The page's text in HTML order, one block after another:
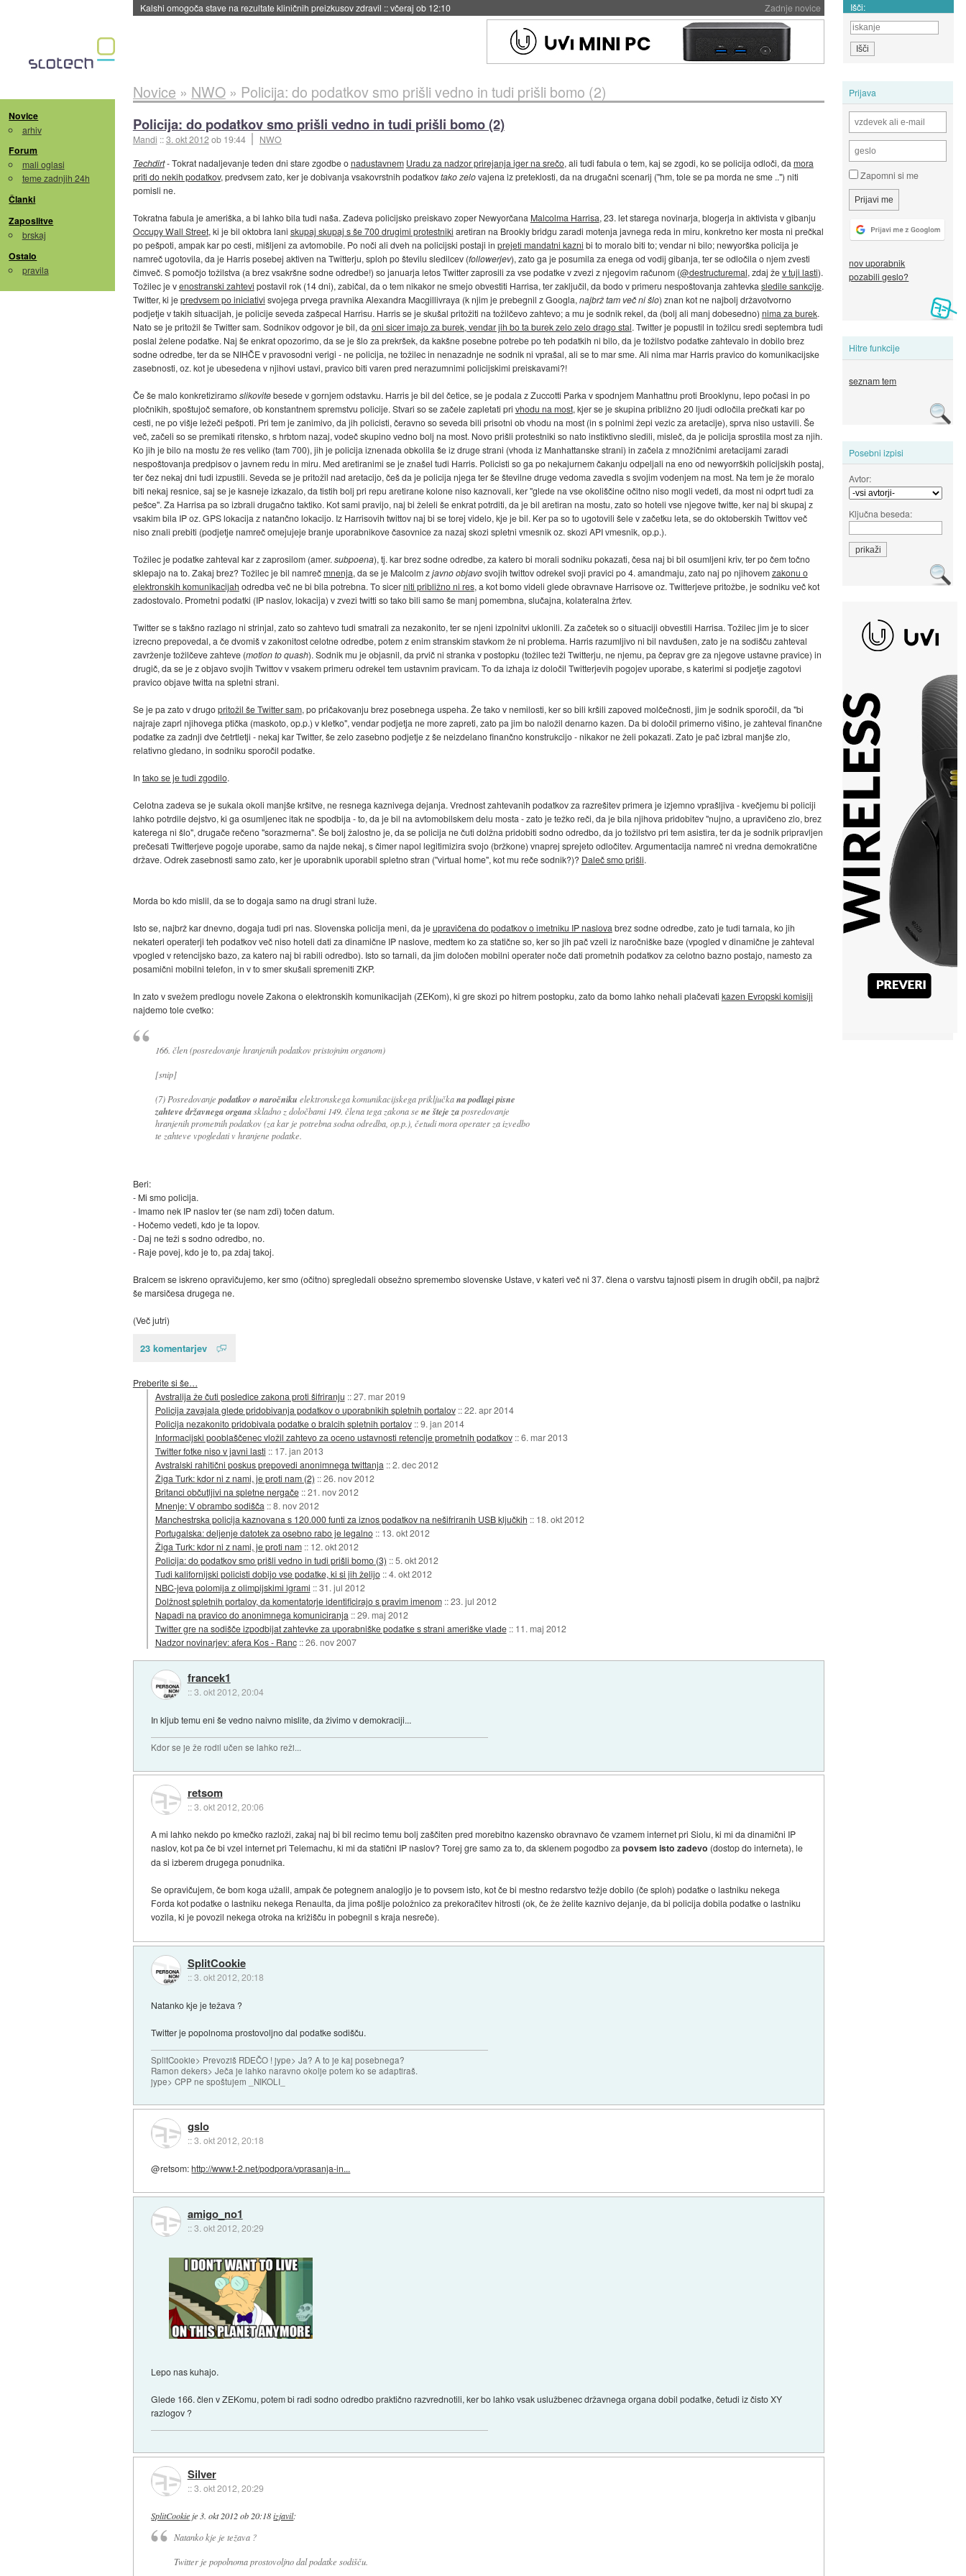
Zadnje novice
Sandisk že prodal več kot polovico SSD-jev za naslednji dve leti::včeraj ob 11:37 Išči:
Novice
arhiv
Forum
mali oglasi
teme zadnjih 24h
Članki
Zaposlitve
brskaj
Ostalo
pravila
Prijava
Zapomni si me
nov uporabnik
pozabili geslo?
Hitre funkcije
seznam tem
Posebni izpisi
Avtor:
Ključna beseda:
Novice » NWO» Policija: do podatkov smo prišli vedno in tudi prišli bomo (2)
Policija: do podatkov smo prišli vedno in tudi prišli bomo (2)
Mandi ::3. okt 2012ob 19:44
NWO
Techdirt- Tokrat nadaljevanje teden dni stare zgodbe onadustavnem Uradu za nadzor prirejanja iger na srečo, ali tudi fabula o tem, kaj se zgodi, ko se policija odloči, da mora
priti do nekih podatkov, predvsem zato, ker je dobivanja vsakovrstnih podatkovtako zelovajena iz preteklosti, da na drugačni scenarij ("hm, tole se pa morda ne sme ..") niti
pomisli ne.
Tokratna fabula je ameriška, a bi lahko bila tudi naša. Zadeva policijsko preiskavo zoper Newyorčana Malcolma Harrisa, 23. let starega novinarja, blogerja in aktivista v gibanju
Occupy Wall Street, ki je bil oktobra lani skupaj skupaj s še 700 drugimi protestniki aretiran na Brookly bridgu zaradi motenja javnega reda in miru, konkretno ker mosta ni prečkal
po pešpoti, ampak kar po cesti, mišljeni za avtomobile. Po noči ali dveh na policijski postaji in prejeti mandatni kazni bi to moralo biti to; vendar ni bilo; newyorška policija je
namreč ugotovila, da je Harris posebej aktiven na Twitterju, sploh po številu sledilcev (followerjev), zato ga je posumila za enega od vodij gibanja, ter se odločila o njem zvesti
čimveč. S pomočjo tožilstva (a brez vsakršne sodne odredbe!) so januarja letos Twitter zaprosili za vse podatke v zvezi z njegovim računom (@destructuremal, zdaj žev tuji lasti).
Tožilec je venostranski zahtevi postavil rok (14 dni), zabičal, da o tem nikakor ne smejo obvestiti Harrisa, ter zaključil, da bodo v primeru nespoštovanja zahtevka sledile sankcije.
Twitter, ki jepredvsem po iniciativi svojega prvega pravnika Alexandra Macgillivraya (k njim je prebegnil z Googla, najbrž tam več ni šlo) znan kot ne najbolj državotvorno
podjetje v takih situacijah, je policije seveda zašpecal Harrisu. Harris se je skušal pritožiti na tožilčevo zahtevo; a mu je sodnik rekel, da (bolj ali manj dobesedno) nima za burek.
Nato se je pritožil še Twitter sam. Sodnikov odgovor je bil, da oni sicer imajo za burek, vendar jih bo ta burek zelo zelo drago stal. Twitter je popustil in tožilcu sredi septembra tudi
poslal želene podatke. Naj še enkrat opozorimo, da se je šlo za prekršek, da kakšne posebne potrebe po teh podatkih ni bilo, da je tožilstvo podatke zahtevalo in dobilo brez
sodne odredbe, ter da se NIHČE v pravosodni verigi - ne policija, ne tožilec in nenazadnje ne sodnik ni vprašal, ali se to mar sme. Ali nima mar Harris pravico do komunikacijske
zasebnosti, oz. kot je ubesedena v njihovi ustavi, pravico biti varen pred nerazumnimi policijskimi preiskavami?!
Če še malo konkretiziramoslikovitebesede v gornjem odstavku. Harris je bil del četice, se je podala z Zuccotti Parka v spodnjem Manhattnu proti Brooklynu, lepo počasi in po
pločnikih, spoštujoč semafore, ob konstantnem spremstvu policije. Stvari so se začele zapletati pri vhodu na most, kjer se je skupina približno 20 ljudi odločila prečkati kar po
cesti, ne po višje ležeči pešpoti. Pri tem je zanimivo, da jih policisti, čeravno so seveda bili prisotni ob vhodu na most (in s polnimi žepi vezic za aretacije), sprva niso ustavili. Še
več, začeli so se premikati ritensko, s hrbtom nazaj, vodeč skupino vedno bolj na most. Novo prišli protestniki so nato instiktivno sledili, misleč, da je policija sprostila most za njih.
Ko jih je bilo na mostu že res veliko (tam 700), jih je policija iznenada obkolila še iz druge strani (vhoda iz Manhattanske strani) in začela z množičnimi aretacijami zaradi
nespoštovanja predpisov o javnem redu in miru. Med aretiranimi se je znašel tudi Harris. Policisti so ga po nekajurnem čakanju odpeljali na eno od newyorrških policijskih postaj,
ter čez nekaj dni tudi izpustili. Seveda se je pritožil nad aretacijo, češ da je policija njega ter še številne druge vedoma zavedla s svojim vodenjem na most. Na tem je že moralo
biti nekaj resnice, saj se je kasneje izkazalo, da tistih bolj pri repu aretirane kolone niso kaznovali, ker "glede na vse okoliščine očitno niso mogli vedeti, da most ni odprt tudi za
pešce". Za Harrisa pa so izbrali drugačno taktiko. Kot sami pravijo, naj bi želeli še enkrat potrditi, da je bil aretiran na mostu, zato so hoteli vse njegove twitte, ker naj bi skupaj z
vsakim bila IP oz. GPS lokacija z natančno lokacijo. Iz Harrisovih twittov naj bi se torej videlo, kje je bil. Ker pa so to ugotovili šele v začetku leta, se do oktoberskih Twittov več
niso znali prebiti (podjetje namreč omejujeje branje uporabnikove časovnice za nazaj skozi spletni vmesnik oz. skozi API vmesnik, op.p.).
Tožilec je podatke zahteval kar z zaprosilom (amer. subpoena), tj. kar brez sodne odredbe, za katero bi morali sodniku pokazati, česa naj bi bil osumljeni kriv, ter po čem točno
sklepajo na to. Zakaj brez? Tožilec je bil namrečmnenja, da se je Malcolm zjavno objavosvojih twittov odrekel svoji pravici po 4. amandmaju, zato naj po njihovemzakonu o
elektronskih komunikacijah odredba več ne bi bila potrebna. To sicerniti približno ni res, a kot bomo videli glede obravnave Harrisove oz. Twitterjeve pritožbe, je sodniku več kot
zadostovalo. Prometni podatki (IP naslov, lokacija) v zvezi twitti so tako bili samo še manj pomembna, slučajna, kolateralna žrtev.
Twitter se s takšno razlago ni strinjal, zato so zahtevo tudi smatrali za nezakonito, ter se njeni izpolnitvi uklonili. Za začetek so o situaciji obvestili Harrisa. Tožilec jim je to sicer
izrecno prepovedal, a če dvomiš v zakonitost celotne odredbe, potem z enim stranskim stavkom že ni problema. Harris razumljivo ni bil navdušen, zato je na sodišču zahteval
zavrženje tožilčeve zahteve (motion to quash). Sodnik mu je objasnil, da prvič ni stranka v postopku (tožilec teži Twitterju, ne njemu, pa čeprav gre za njegove ustavne pravice) in
drugič, da se je z objavo svojih Twittov v vsakem primeru odrekel tem ustavnim pravicam. To da izhaja iz določil Twitterjevih pogojev uporabe, s katerimi si podjetje zagotovi
pravico objave twitta na spletni strani.
Se je pa zato v drugopritožil še Twitter sam, po pričakovanju brez posebnega uspeha. Že tako v nemilosti, ker so bili kršili zapoved molčečnosti, jim je sodnik sporočil, da "bi
najraje zaprl njihovega ptička (maskoto, op.p.) v kletko", vendar podjetja ne more zapreti, zato pa jim bo naložil denarno kazen. Da bi določil primerno višino, je zahteval finančne
podatke za zadnji dve četrtletji - nekaj kar Twitter, še zelo zasebno podjetje z še neizdelano finančno konstrukcijo - nikakor ne želi pokazati. Zato je pač izbral manjše zlo,
relativno gledano, in sodniku sporočil podatke.
In tako se je tudi zgodilo.
Celotna zadeva se je sukala okoli manjše kršitve, ne resnega kaznivega dejanja. Vrednost zahtevanih podatkov za razrešitev primera je izjemno vprašljiva - kvečjemu bi policiji
lahko potrdile dejstvo, ki ga osumljenec itak ne spodbija - to, da je bil na avtomobilskem delu mosta - zato je težko reči, da je bila njihova pridobitev "nujno, a upravičeno zlo, brez
katerega ni šlo", drugače rečeno "sorazmerna". Še bolj žalostno je, da se policija ne čuti dolžna pridobiti sodno odredbo, da jo tožilstvo pri tem asistira, ter da je sodnik pripravljen
prečesati Twitterjeve pogoje uporabe, samo da najde nekaj, s čimer napol legitimizira svojo (bržkone) vnaprej sprejeto odločitev. Argumentacija namreč ni vredna demokratične
države. Odrek zasebnosti samo zato, ker je uporabnik uporabil spletno stran ("virtual home", kot mu reče sodnik?)? Daleč smo prišli.
Morda bo kdo mislil, da se to dogaja samo na drugi strani luže.
Isto se, najbrž kar dnevno, dogaja tudi pri nas. Slovenska policija meni, da jeupravičena do podatkov o imetniku IP naslova brez sodne odredbe, zato je tudi tarnala, ko jih
nekateri operaterji teh podatkov več niso hoteli dati za dinamične IP naslove, medtem ko za statične so, ker so jih pač vzeli iz naročniške baze (vpogled v dinamične je zahteval
vpogled v retencijsko bazo, za katero naj bi rabili odredbo). Isto so tarnali, da jim določen mobilni operater noče dati prometnih podatkov za celotno bazno postajo, namesto za
posamični mobilni telefon, in v to smer skušali spremeniti ZKP.
In zato v svežem predlogu novele Zakona o elektronskih komunikacijah (ZEKom), ki gre skozi po hitrem postopku, zato da bomo lahko nehali plačevati kazen Evropski komisiji
najdemo tole cvetko:
166. člen (posredovanje hranjenih podatkov pristojnim organom)
[snip]
(7) Posredovanje podatkov o naročniku elektronskega komunikacijskega priključkana podlagi pisne
zahteve državnega organaskladno z določbami 149. člena tega zakona se ne šteje zaposredovanje
hranjenih prometnih podatkov (za kar je potrebna sodna odredba, op.p.), četudi mora operater za izvedbo
te zahteve vpogledati v hranjene podatke.
Beri:
- Mi smo policija.
- Imamo nek IP naslov ter (se nam zdi) točen datum.
- Hočemo vedeti, kdo je ta lopov.
- Daj ne teži s sodno odredbo, no.
- Raje povej, kdo je to, pa zdaj takoj.
Bralcem se iskreno opravičujemo, ker smo (očitno) spregledali obsežno spremembo slovenske Ustave, v kateri več ni 37. člena o varstvu tajnosti pisem in drugih občil, pa najbrž
še marsičesa drugega ne.
(Več jutri)
23 komentarjev
Preberite si še…
Avstralija že čuti posledice zakona proti šifriranju ::27. mar 2019
Policija zavajala glede pridobivanja podatkov o uporabnikih spletnih portalov ::22. apr 2014
Policija nezakonito pridobivala podatke o bralcih spletnih portalov ::9. jan 2014
Informacijski pooblaščenec vložil zahtevo za oceno ustavnosti retencije prometnih podatkov ::6. mar 2013
Twitter fotke niso v javni lasti :: 17. jan 2013
Avstralski rahitični poskus prepovedi anonimnega twittanja ::2. dec 2012
Žiga Turk: kdor ni z nami, je proti nam (2) ::26. nov 2012
Britanci občutljivi na spletne nergače ::21. nov 2012
Mnenje: V obrambo sodišča ::8. nov 2012
Manchestrska policija kaznovana s 120.000 funti za iznos podatkov na nešifriranih USB ključkih :: 18. okt 2012
Portugalska: deljenje datotek za osebno rabo je legalno :: 13. okt 2012
Žiga Turk: kdor ni z nami, je proti nam :: 12. okt 2012
Policija: do podatkov smo prišli vedno in tudi prišli bomo (3) ::5. okt 2012
Tudi kalifornijski policisti dobijo vse podatke, ki si jih želijo ::4. okt 2012
NBC-jeva polomija z olimpijskimi igrami ::31. jul 2012
Dolžnost spletnih portalov, da komentatorje identificirajo s pravim imenom ::23. jul 2012
Napadi na pravico do anonimnega komuniciranja ::29. maj 2012
Twitter gre na sodišče izpodbijat zahtevke za uporabniške podatke s strani ameriške vlade :: 11. maj 2012
Nadzor novinarjev: afera Kos - Ranc ::26. nov 2007
francek1
::3. okt 2012, 20:04
In kljub temu eni še vedno naivno mislite, da živimo v demokraciji...
Kdor se je že rodil učen se lahko reži...
retsom
::3. okt 2012, 20:06
A mi lahko nekdo po kmečko razloži, zakaj naj bi bil recimo temu bolj zaščiten pred morebitno kazensko obravnavo če vzamem internet pri Siolu, ki mi da dinamični IP
naslov, kot pa če bi vzel internet pri Telemachu, ki mi da statični IP naslov? Torej gre samo za to, da sklenem pogodbo zapovsem isto zadevo (dostop do interneta), le
da si izberem drugega ponudnika.
Se opravičujem, če bom koga užalil, ampak če potegnem analogijo je to povsem isto, kot če bi mestno redarstvo težje dobilo (če sploh) podatke o lastniku nekega
Forda kot podatke o lastniku nekega Renaulta, da jima pošlje položnico za prekoračitev hitrosti (ok, če že želite kaznivo dejanje, da bi policija dobila podatke o lastniku
vozila, ki je povozil nekega otroka na križišču in pobegnil s kraja nesreče).
SplitCookie
::3. okt 2012, 20:18
Natanko kje je težava ?
Twitter je popolnoma prostovoljno dal podatke sodišču.
SplitCookie> Prevoziš RDEČO ! jype> Ja? A to je kaj posebnega?
Ramon dekers> Ječa je lahko naravno okolje potem ko se adaptiraš.
jype> CPP ne spoštujem _NIKOLI_
gslo
::3. okt 2012, 20:18
@retsom:http://www.t-2.net/podpora/vprasanja-in...
amigo_no1
::3. okt 2012, 20:29
Lepo nas kuhajo.
Glede 166. člen v ZEKomu, potem bi radi sodno odredbo praktično razvrednotili, ker bo lahko vsak uslužbenec državnega organa dobil podatke, četudi iz čisto XY
razlogov ?
Silver
::3. okt 2012, 20:29
SplitCookie je 3. okt 2012 ob 20:18 izjavil:
Natanko kje je težava ?
Twitter je popolnoma prostovoljno dal podatke sodišču.